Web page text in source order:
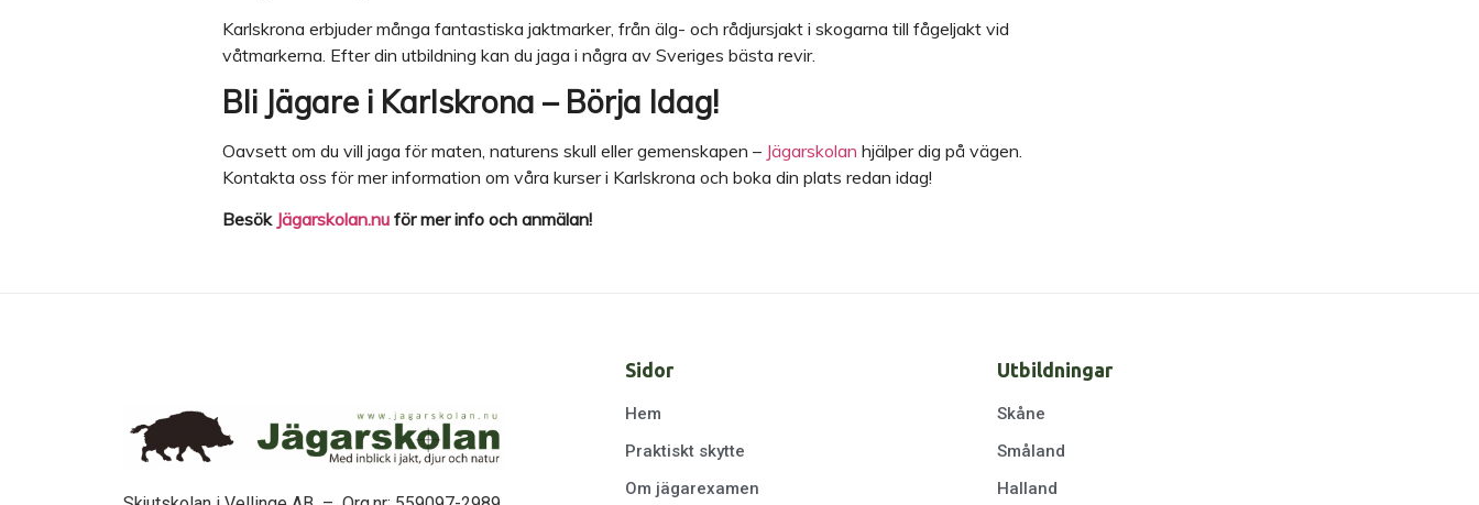
Karlskrona erbjuder många fantastiska jaktmarker, från älg- och rådjursjakt i skogarna till fågeljakt vid
våtmarkerna. Efter din utbildning kan du jaga i några av Sveriges bästa revir.
Bli Jägare i Karlskrona – Börja Idag!
Oavsett om du vill jaga för maten, naturens skull eller gemenskapen – Jägarskolan hjälper dig på vägen.
Kontakta oss för mer information om våra kurser i Karlskrona och boka din plats redan idag!
Besök Jägarskolan.nu för mer info och anmälan!
Sidor
Hem
Praktiskt skytte
Om jägarexamen
Utbildningar
Skåne
Småland
Halland